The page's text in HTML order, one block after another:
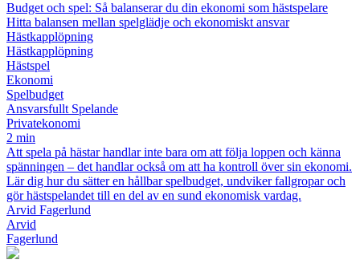
Budget och spel: Så balanserar du din ekonomi som hästspelare
Hitta balansen mellan spelglädje och ekonomiskt ansvar
Hästkapplöpning
Hästkapplöpning
Hästspel
Ekonomi
Spelbudget
Ansvarsfullt Spelande
Privatekonomi
2 min
Att spela på hästar handlar inte bara om att följa loppen och känna
spänningen – det handlar också om att ha kontroll över sin ekonomi.
Lär dig hur du sätter en hållbar spelbudget, undviker fallgropar och
gör hästspelandet till en del av en sund ekonomisk vardag.
Arvid Fagerlund
Arvid
Fagerlund